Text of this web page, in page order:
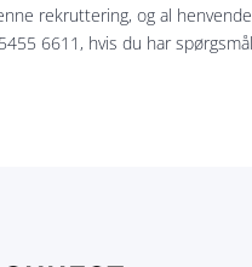
rekruttering, og al
6611, hvis du har